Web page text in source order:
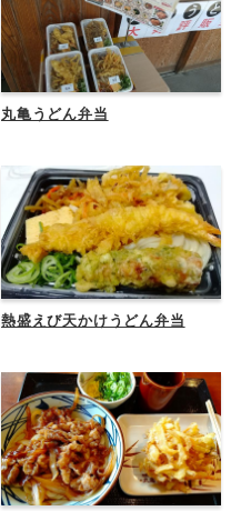
丸亀うどん弁当
熱盛えび天かけうどん弁当